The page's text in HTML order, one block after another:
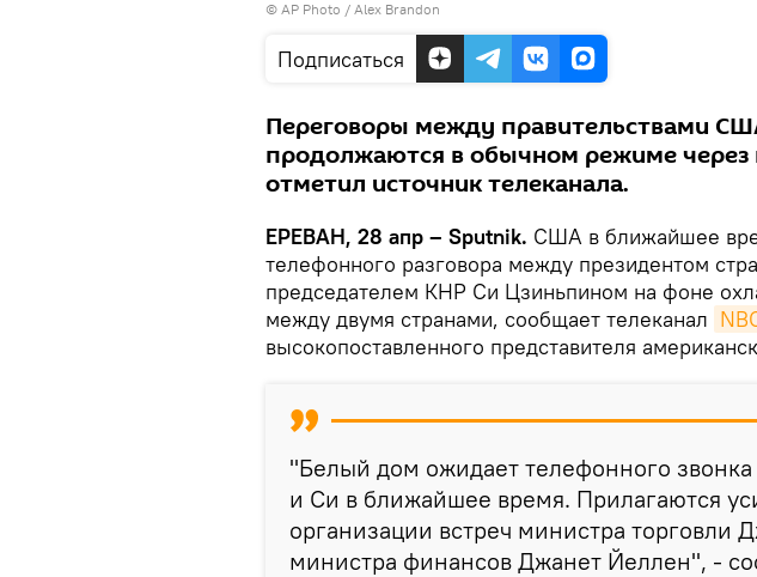
© AP Photo / Alex Brandon
Подписаться
Переговоры между правительствами
продолжаются в обычном режиме через
отметил источник телеканала.
ЕРЕВАН, 28 апр – Sputnik. США в ближайшее
телефонного разговора между президентом
председателем КНР Си Цзиньпином на фоне
между двумя странами, сообщает телеканал
высокопоставленного представителя
"Белый дом ожидает телефонного
и Си в ближайшее время. Прилагаются
организации встреч министра торговли
министра финансов Джанет Йеллен", -